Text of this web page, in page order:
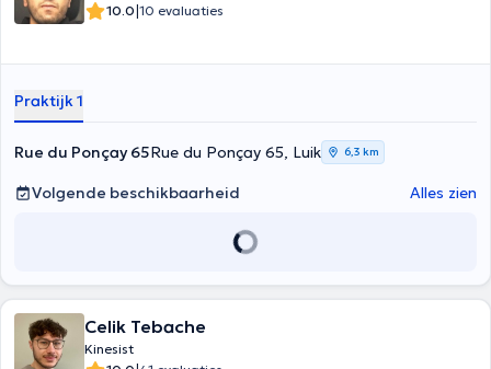
10.0|10 evaluaties
Praktijk 1
Rue du Ponçay 65Rue du Ponçay 65, Luik 6,3 km
Volgende beschikbaarheid Alles zien
Celik Tebache
Kinesist